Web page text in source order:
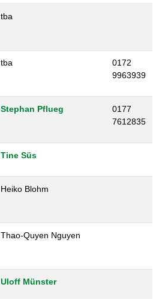
tba
tba
0172
9963939
Stephan Pflueg
0177
7612835
Tine Süs
Heiko Blohm
Thao-Quyen Nguyen
Uloff Münster